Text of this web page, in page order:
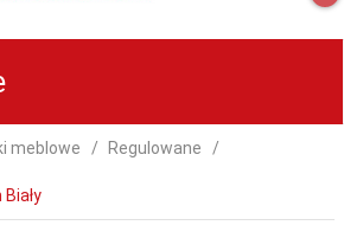
meblowe Regulowane